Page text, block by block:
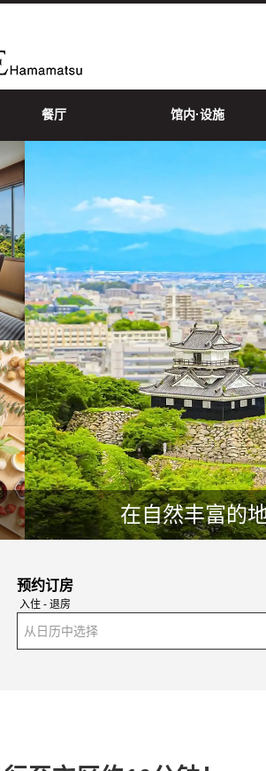
餐厅 馆内·设施
在自然丰富的
预约订房
入住 - 退房
从日历中选择